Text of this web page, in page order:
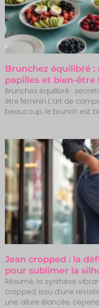
Brunchez équilibré :
papilles et bien-être
Brunchez équilibré :
être féminin L’art de
beaucoup, le brunch est
Jean cropped : la
pour sublimer la
Résumé, la synthèse
cropped, issu d’une
une allure élancée,